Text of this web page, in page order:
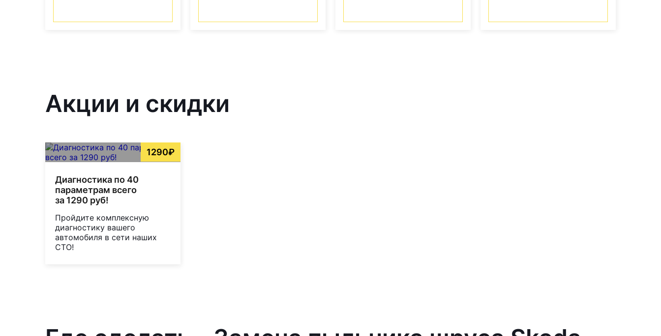
Акции и скидки
1290₽
Диагностика по 40
параметрам всего
за 1290 руб!
Пройдите комплексную
диагностику вашего
автомобиля в сети наших
СТО!